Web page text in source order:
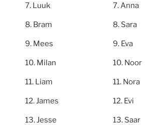
Luuk
Bram
Mees
Milan
Liam
James
Jesse
Anna
Sara
Eva
Noor
Nora
Evi
Saar